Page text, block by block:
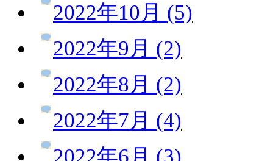
2022年10月 (5)
2022年9月 (2)
2022年8月 (2)
2022年7月 (4)